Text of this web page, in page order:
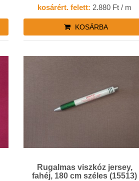
kosárért. felett: 2.880 Ft / m
KOSÁRBA
Rugalmas viszkóz jersey,
fahéj, 180 cm széles (15513)